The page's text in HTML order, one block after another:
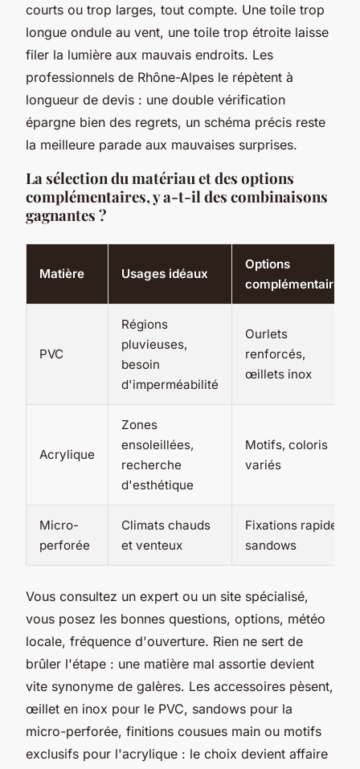
courts ou trop larges, tout compte. Une toile trop
longue ondule au vent, une toile trop étroite laisse
filer la lumière aux mauvais endroits. Les
professionnels de Rhône-Alpes le répètent à
longueur de devis : une double vérification
épargne bien des regrets, un schéma précis reste
la meilleure parade aux mauvaises surprises.
La sélection du matériau et des options
complémentaires, y a-t-il des combinaisons
gagnantes ?
Matière Usages idéaux
Options
complémentaires
PVC
Régions
pluvieuses,
besoin
d'imperméabilité
Ourlets
renforcés,
œillets inox
Acrylique
Zones
ensoleillées,
recherche
d'esthétique
Motifs, coloris
variés
Micro-
perforée
Climats chauds
et venteux
Fixations rapides,
sandows
Vous consultez un expert ou un site spécialisé,
vous posez les bonnes questions, options, météo
locale, fréquence d'ouverture. Rien ne sert de
brûler l'étape : une matière mal assortie devient
vite synonyme de galères. Les accessoires pèsent,
œillet en inox pour le PVC, sandows pour la
micro-perforée, finitions cousues main ou motifs
exclusifs pour l'acrylique : le choix devient affaire